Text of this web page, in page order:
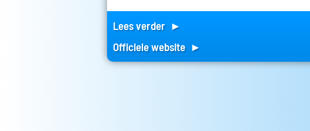
Lees verder ►
Officiele website ►